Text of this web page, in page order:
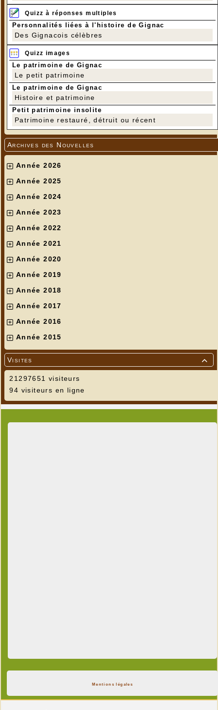
Quizz à réponses multiples
Personnalités liées à l'histoire de Gignac
Des Gignacois célèbres
Quizz images
Le patrimoine de Gignac
Le petit patrimoine
Le patrimoine de Gignac
Histoire et patrimoine
Petit patrimoine insolite
Patrimoine restauré, détruit ou récent
Archives des Nouvelles
Année 2026
Année 2025
Année 2024
Année 2023
Année 2022
Année 2021
Année 2020
Année 2019
Année 2018
Année 2017
Année 2016
Année 2015

Visites
21297651 visiteurs
94 visiteurs en ligne
Mentions légales